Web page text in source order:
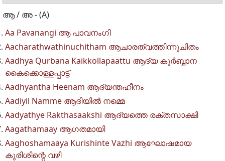
ആ / അ - (A)
Aa Pavanangi ആ പാവനംഗി
Aacharathwathinuchitham ആചാരത്വത്തിന്നുചിതം
Aadhya Qurbana Kaikkollapaattu ആദ്യ കുർബ്ബാന
കൈക്കൊള്ളപ്പാട്ട്
Aadhyantha Heenam ആദ്യന്തഹീനം
Aadiyil Namme ആദിയിൽ നമ്മെ
Aadyathye Rakthasaakshi ആദ്യത്തെ രക്തസാക്ഷി
Aagathamaay ആഗതമായി
Aaghoshamaaya Kurishinte Vazhi ആഘോഷമായ
കുരിശിന്റെ വഴി